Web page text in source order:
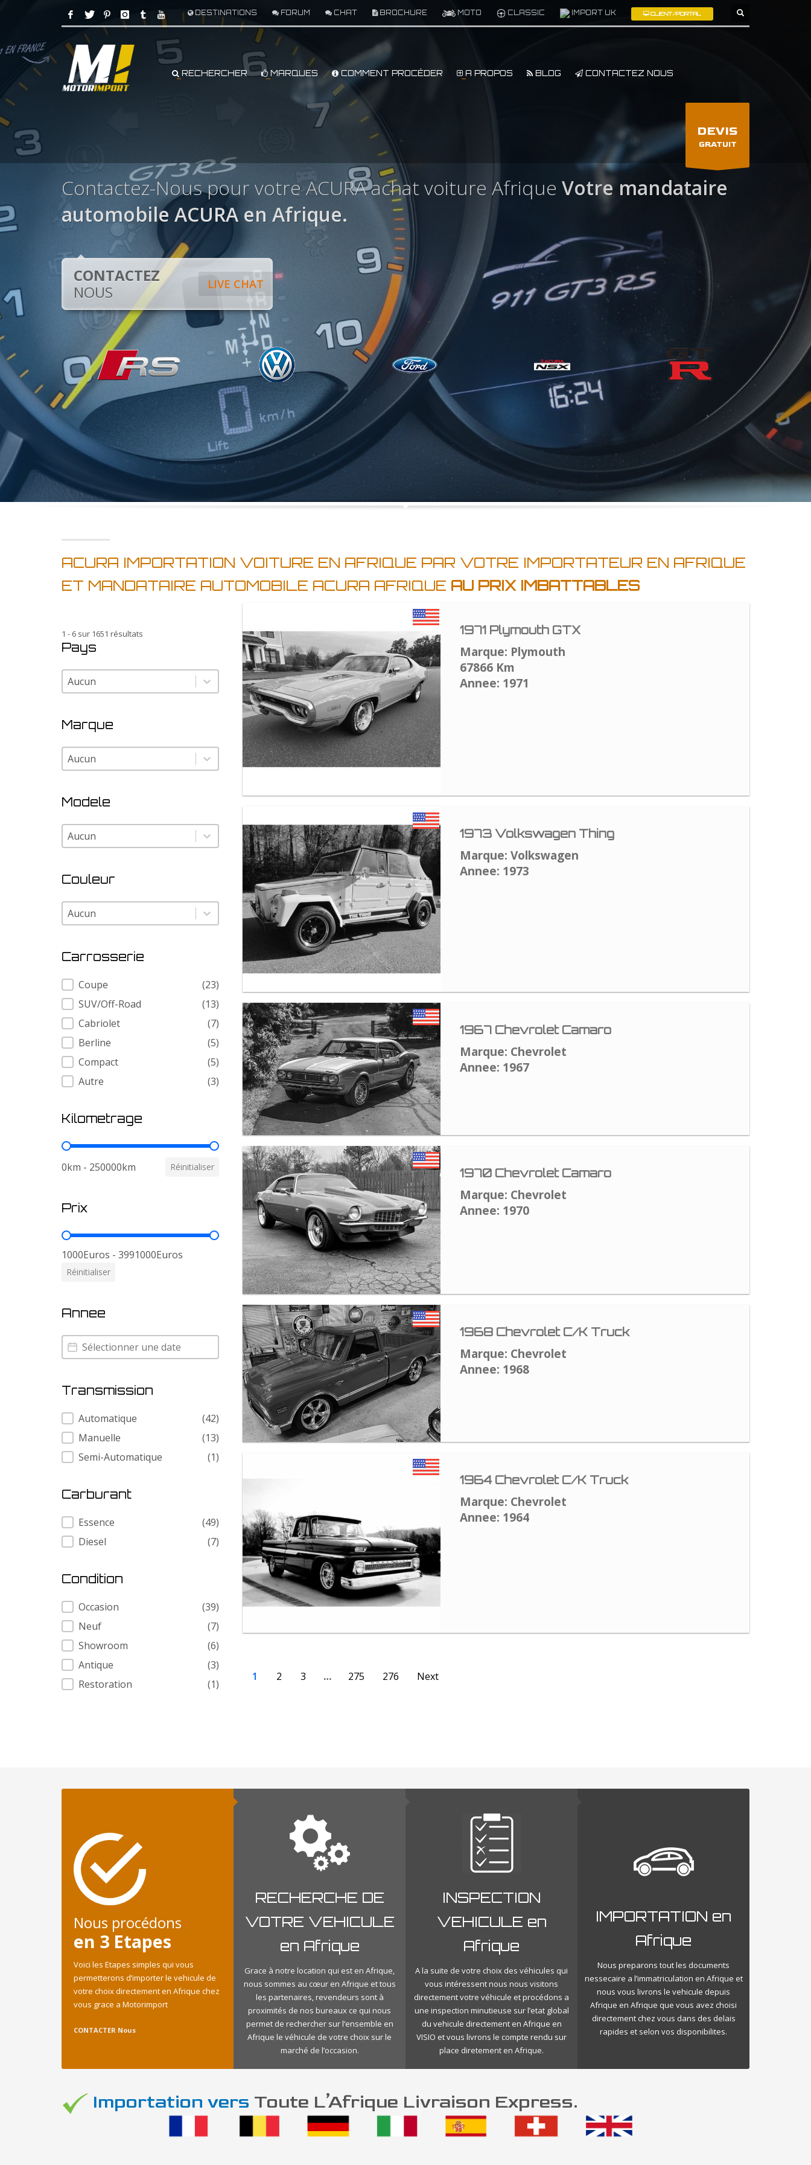
DESTINATIONS FORUM CHAT BROCHURE MOTO CLASSIC IMPORT UK CLIENT/PORTAL
RECHERCHER MARQUES COMMENT PROCÉDER A PROPOS BLOG CONTACTEZ NOUS
DEVIS
GRATUIT
Contactez-Nous pour votre ACURA achat voiture Afrique Votre mandataire
automobile ACURA en Afrique.
LIVE CHAT
CONTACTEZ
NOUS
ACURA IMPORTATION VOITURE EN AFRIQUE PAR VOTRE IMPORTATEUR EN AFRIQUE
ET MANDATAIRE AUTOMOBILE ACURA AFRIQUE AU PRIX IMBATTABLES
1 - 6 sur 1651 résultats
Pays
Pays
Pays
Marque
Marque
Marque
Modele
Modele
Modele
Couleur
Couleur
Couleur
Carrosserie
Carrosserie
Coupe
(23)
SUV/Off-Road
(13)
Cabriolet
(7)
Berline
(5)
Compact
(5)
Autre
(3)
Kilometrage
Kilometrage
0km - 250000km Réinitialiser
Prix
Prix
1000Euros - 3991000Euros
Réinitialiser
Annee
Annee
Annee
Transmission
Transmission
Automatique
(42)
Manuelle
(13)
Semi-Automatique
(1)
Carburant
Carburant
Essence
(49)
Diesel
(7)
Condition
Condition
Occasion
(39)
Neuf
(7)
Showroom
(6)
Antique
(3)
Restoration
(1)
1971 Plymouth GTX
Marque: Plymouth
67866 Km
Annee: 1971
1973 Volkswagen Thing
Marque: Volkswagen
Annee: 1973
1967 Chevrolet Camaro
Marque: Chevrolet
Annee: 1967
1970 Chevrolet Camaro
Marque: Chevrolet
Annee: 1970
1968 Chevrolet C/K Truck
Marque: Chevrolet
Annee: 1968
1964 Chevrolet C/K Truck
Marque: Chevrolet
Annee: 1964
1 2 3 … 275 276 Next
Nous procédons
en 3 Etapes
Voici les Etapes simples qui vous
permetterons d’importer le vehicule de
votre choix directement en Afrique chez
vous grace a Motorimport
CONTACTER Nous
RECHERCHE DE
VOTRE VEHICULE
en Afrique
Grace à notre location qui est en Afrique,
nous sommes au cœur en Afrique et tous
les partenaires, revendeurs sont à
proximités de nos bureaux ce qui nous
permet de rechercher sur l’ensemble en
Afrique le véhicule de votre choix sur le
marché de l’occasion.
INSPECTION
VEHICULE en
Afrique
A la suite de votre choix des véhicules qui
vous intéressent nous nous visitons
directement votre véhicule et procédons a
une inspection minutieuse sur l’etat global
du vehicule directement en Afrique en
VISIO et vous livrons le compte rendu sur
place diretement en Afrique.
IMPORTATION en
Afrique
Nous preparons tout les documents
nessecaire a l’immatriculation en Afrique et
nous vous livrons le vehicule depuis
Afrique en Afrique que vous avez choisi
directement chez vous dans des delais
rapides et selon vos disponibilites.
Importation vers Toute L’Afrique Livraison Express.